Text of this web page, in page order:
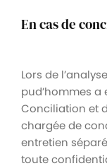
En cas de
Lors de
pud’hommes a
Conciliation et
chargée de
entretien
toute